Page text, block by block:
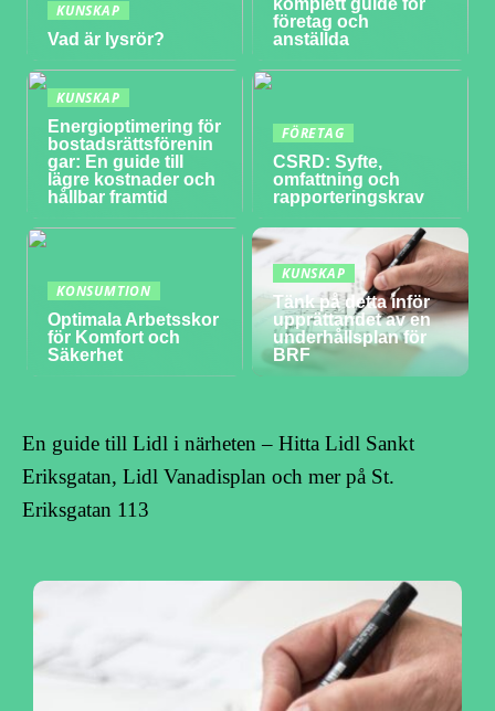
KUNSKAP
Vad är lysrör?
komplett guide för
företag och
anställda
KUNSKAP
Energioptimering för
bostadsrättsförenin
gar: En guide till
lägre kostnader och
hållbar framtid
FÖRETAG
CSRD: Syfte,
omfattning och
rapporteringskrav
KONSUMTION
Optimala Arbetsskor
för Komfort och
Säkerhet
KUNSKAP
Tänk på detta inför
upprättandet av en
underhållsplan för
BRF
En guide till Lidl i närheten – Hitta Lidl Sankt
Eriksgatan, Lidl Vanadisplan och mer på St.
Eriksgatan 113